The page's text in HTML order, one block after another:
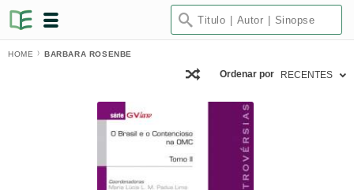
HOME BARBARA ROSENBE
Ordenar por RECENTES